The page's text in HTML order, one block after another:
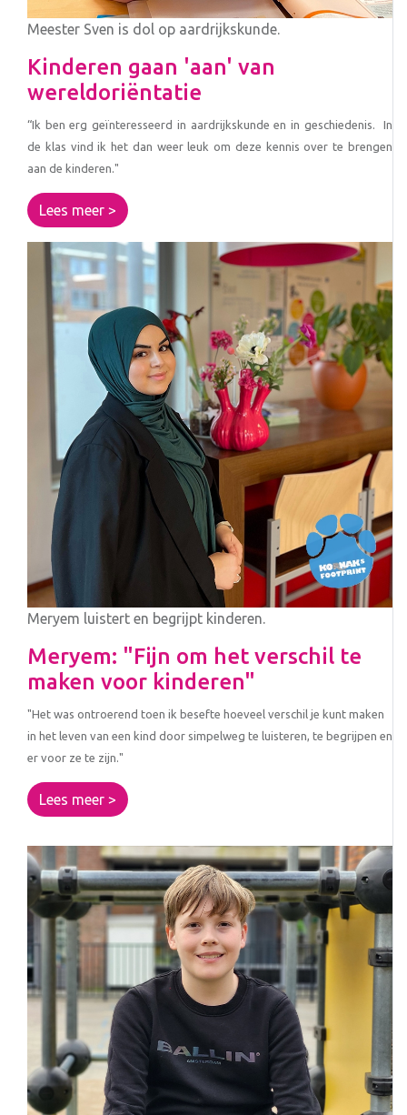
Meester Sven is dol op aardrijkskunde.
Kinderen gaan 'aan' van
wereldoriëntatie
“Ik ben erg geïnteresseerd in aardrijkskunde en in geschiedenis. In
de klas vind ik het dan weer leuk om deze kennis over te brengen
aan de kinderen."
Lees meer >
Meryem luistert en begrijpt kinderen.
Meryem: "Fijn om het verschil te
maken voor kinderen"
"Het was ontroerend toen ik besefte hoeveel verschil je kunt maken
in het leven van een kind door simpelweg te luisteren, te begrijpen en
er voor ze te zijn."
Lees meer >